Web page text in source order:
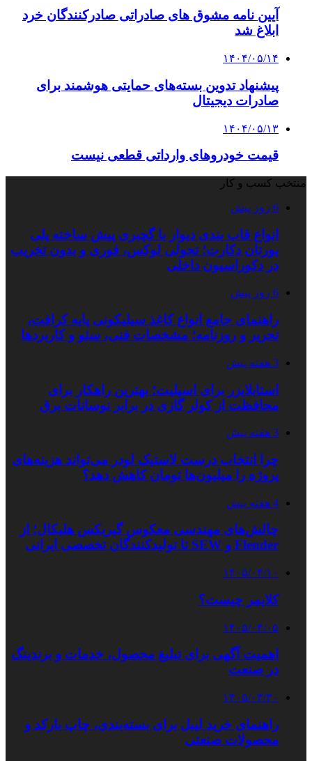
آیین نامه مشوق های صادراتی صادرکنندگان خرد
ابلاغ شد
۱۴۰۴/۰۵/۱۴
پیشنهاد تدوین بسته‌های حمایتی هوشمند برای
صادرات دیجیتال
۱۴۰۴/۰۵/۱۳
قیمت خودروهای وارداتی قطعی نیست
منتخب کسب و کار
6 روز پیش
انواع قاب بندی دیوار با گچبری پیش ساخته پلی
یورتان دکارت؛ تحولی لوکس، فوری و بدون تخریب
در دکوراسیون داخلی
6 روز پیش
راهنمای جامع انواع کاغذ سیلیکونی پایه کرافت،
تحریر و روزنامه؛ مشخصات فنی، سئو و کاربردها
3 هفته پیش
استابلایزر برای اسپلیت؛ بهترین راهکار برای
محافظت از کولر گازی در برابر نوسانات برق
3 هفته پیش
چرا انتخاب درست لاستیک لودر می‌تواند هزینه‌های
پروژه را میلیون‌ها تومان کاهش دهد؟
4 هفته پیش
چالش‌های مهندسی معکوس گیربکس هلیکال؛ از
Flender و SEW تا تولیدکنندگان تخصصی ایرانی
۱۴۰۵/۰۴/۱۰
کلایمر چیست؟
۱۴۰۵/۰۴/۰۵
اهمیت آگهی برای تبلیغ محصول، خدمات و برندینگ
در صنعت
۱۴۰۵/۰۳/۳۰
راهنمای خرید لیبل برای بسته‌بندی، چاپ بارکد و
محصولات صنعتی